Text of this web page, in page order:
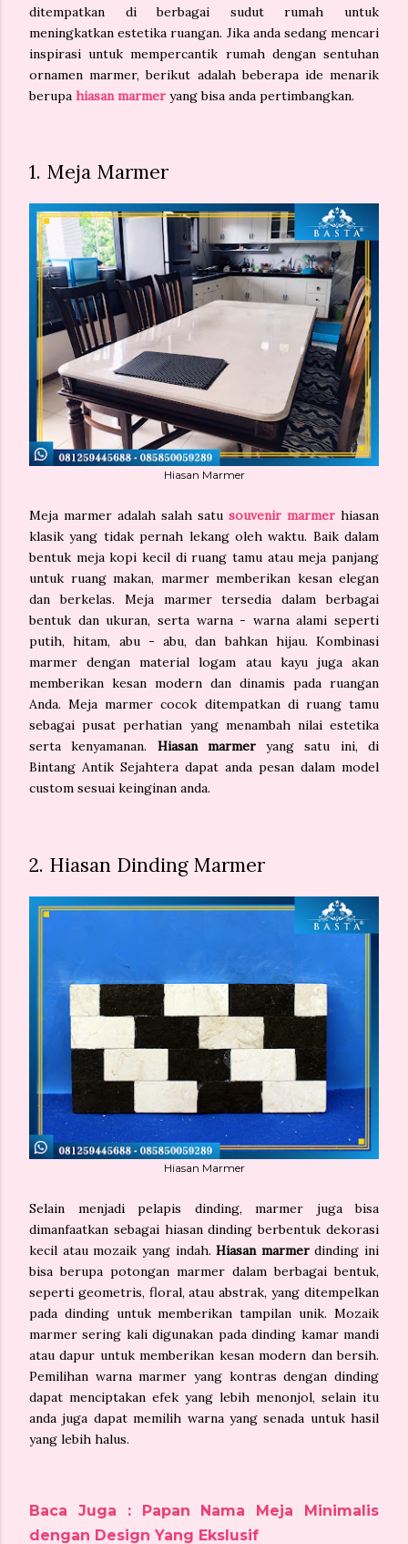
ditempatkan di berbagai sudut rumah untuk
meningkatkan estetika ruangan. Jika anda sedang mencari
inspirasi untuk mempercantik rumah dengan sentuhan
ornamen marmer, berikut adalah beberapa ide menarik
berupa hiasan marmer yang bisa anda pertimbangkan.
1. Meja Marmer
Hiasan Marmer
Meja marmer adalah salah satu souvenir marmer hiasan
klasik yang tidak pernah lekang oleh waktu. Baik dalam
bentuk meja kopi kecil di ruang tamu atau meja panjang
untuk ruang makan, marmer memberikan kesan elegan
dan berkelas. Meja marmer tersedia dalam berbagai
bentuk dan ukuran, serta warna - warna alami seperti
putih, hitam, abu - abu, dan bahkan hijau. Kombinasi
marmer dengan material logam atau kayu juga akan
memberikan kesan modern dan dinamis pada ruangan
Anda. Meja marmer cocok ditempatkan di ruang tamu
sebagai pusat perhatian yang menambah nilai estetika
serta kenyamanan. Hiasan marmeryang satu ini, di
Bintang Antik Sejahtera dapat anda pesan dalam model
custom sesuai keinginan anda.
2. Hiasan Dinding Marmer
Hiasan Marmer
Selain menjadi pelapis dinding, marmer juga bisa
dimanfaatkan sebagai hiasan dinding berbentuk dekorasi
kecil atau mozaik yang indah.Hiasan marmerdinding ini
bisa berupa potongan marmer dalam berbagai bentuk,
seperti geometris, floral, atau abstrak, yang ditempelkan
pada dinding untuk memberikan tampilan unik. Mozaik
marmer sering kali digunakan pada dinding kamar mandi
atau dapur untuk memberikan kesan modern dan bersih.
Pemilihan warna marmer yang kontras dengan dinding
dapat menciptakan efek yang lebih menonjol, selain itu
anda juga dapat memilih warna yang senada untuk hasil
yang lebih halus.
Baca Juga : Papan Nama Meja Minimalis
dengan Design Yang Ekslusif